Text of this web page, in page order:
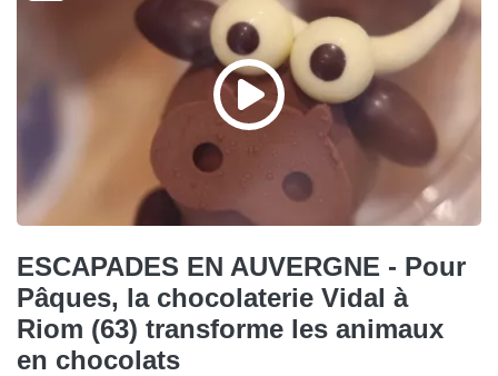
ESCAPADES EN AUVERGNE - Pour
Pâques, la chocolaterie Vidal à
Riom (63) transforme les animaux
en chocolats